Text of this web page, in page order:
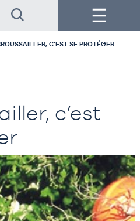
Menu
C’EST SE PROTÉGER
c’est